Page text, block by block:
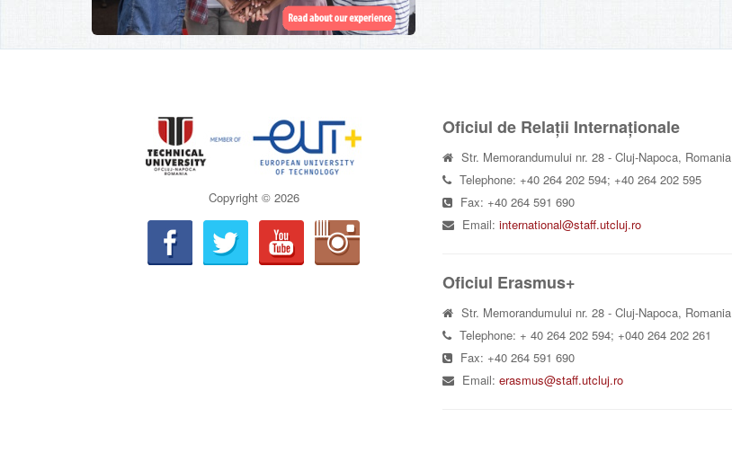
Copyright © 2026
Oficiul de Relații Internaționale
Str. Memorandumului nr. 28 - Cluj-Napoca, Romania
Telephone: +40 264 202 594; +40 264 202 595
Fax: +40 264 591 690
Email:international@staff.utcluj.ro
Oficiul Erasmus+
Str. Memorandumului nr. 28 - Cluj-Napoca, Romania
Telephone: + 40 264 202 594; +040 264 202 261
Fax: +40 264 591 690
Email:erasmus@staff.utcluj.ro